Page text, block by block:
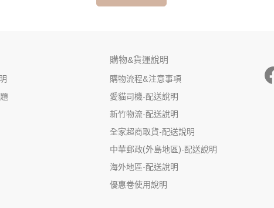
購物&貨運說明
購物流程&注意事項
愛貓司機-配送說明
新竹物流-配送說明
全家超商取貨-配送說明
中華郵政(外島地區)-配送說明
海外地區-配送說明
優惠卷使用說明